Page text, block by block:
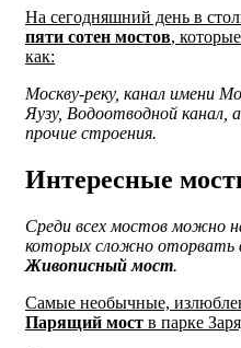
На сегодняшний день в
пяти сотен мостов,
как:
Москву-реку, канал имени
Яузу, Водоотводной
прочие строения.
Интересные
Среди всех мостов можно
которых сложно оторвать
Живописный мост.
Самые необычные,
Парящий мост в парке